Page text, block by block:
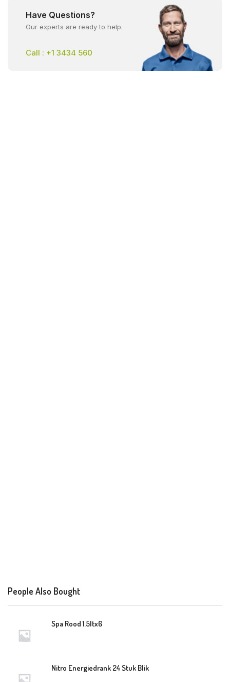
Have Questions?
Our experts are ready to help.
Call : +1 3434 560
People Also Bought
Spa Rood 1.5ltx6
Nitro Energiedrank 24 Stuk Blik